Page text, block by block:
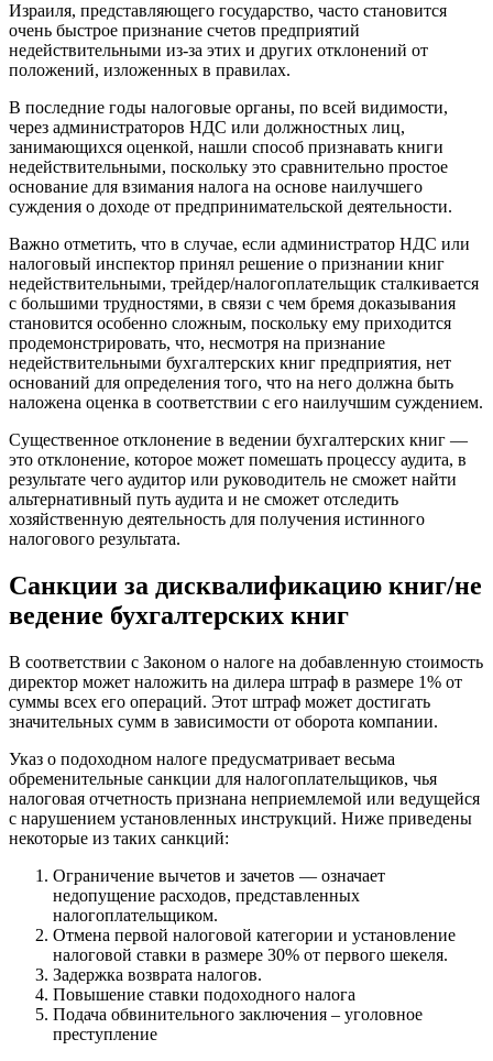
Израиля, представляющего государство, часто становится
очень быстрое признание счетов предприятий
недействительными из-за этих и других отклонений от
положений, изложенных в правилах.
В последние годы налоговые органы, по всей видимости,
через администраторов НДС или должностных лиц,
занимающихся оценкой, нашли способ признавать книги
недействительными, поскольку это сравнительно простое
основание для взимания налога на основе наилучшего
суждения о доходе от предпринимательской деятельности.
Важно отметить, что в случае, если администратор НДС или
налоговый инспектор принял решение о признании книг
недействительными, трейдер/налогоплательщик сталкивается
с большими трудностями, в связи с чем бремя доказывания
становится особенно сложным, поскольку ему приходится
продемонстрировать, что, несмотря на признание
недействительными бухгалтерских книг предприятия, нет
оснований для определения того, что на него должна быть
наложена оценка в соответствии с его наилучшим суждением.
Существенное отклонение в ведении бухгалтерских книг —
это отклонение, которое может помешать процессу аудита, в
результате чего аудитор или руководитель не сможет найти
альтернативный путь аудита и не сможет отследить
хозяйственную деятельность для получения истинного
налогового результата.
Санкции за дисквалификацию книг/не
ведение бухгалтерских книг
В соответствии с Законом о налоге на добавленную стоимость
директор может наложить на дилера штраф в размере 1% от
суммы всех его операций. Этот штраф может достигать
значительных сумм в зависимости от оборота компании.
Указ о подоходном налоге предусматривает весьма
обременительные санкции для налогоплательщиков, чья
налоговая отчетность признана неприемлемой или ведущейся
с нарушением установленных инструкций. Ниже приведены
некоторые из таких санкций:
Ограничение вычетов и зачетов — означает
недопущение расходов, представленных
налогоплательщиком.
Отмена первой налоговой категории и установление
налоговой ставки в размере 30% от первого шекеля.
Задержка возврата налогов.
Повышение ставки подоходного налога
Подача обвинительного заключения – уголовное
преступление